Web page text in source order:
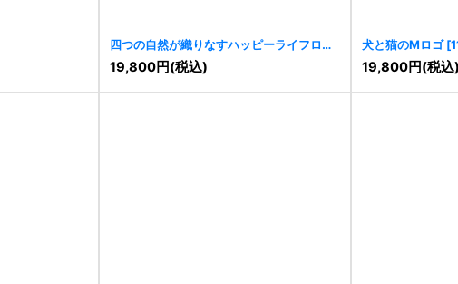
四つの自然が織りなすハッピーライフロゴ
[11353]
19,800円(税込)
犬と猫のMロゴ [
19,800円(税込)